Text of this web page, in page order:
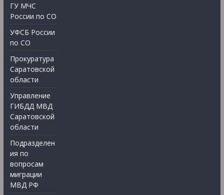
ГУ МЧС
России по СО
УФСБ России
по СО
Прокуратура
Саратовской
области
Управление
ГИБДД МВД
Саратовской
области
Подразделен
ия по
вопросам
миграции
МВД РФ